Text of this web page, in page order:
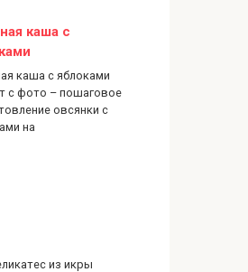
каша с
каша с яблоками
с фото – пошаговое
овсянки с
на
из икры